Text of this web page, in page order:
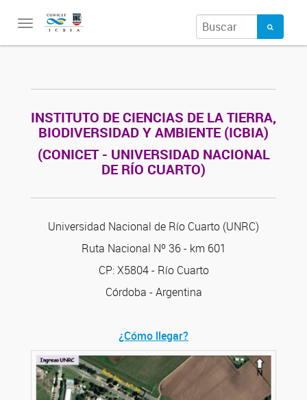
Toggle
INSTITUTO DE CIENCIAS DE LA TIERRA,
BIODIVERSIDAD Y AMBIENTE (ICBIA)
(CONICET - UNIVERSIDAD NACIONAL
DE RÍO CUARTO)
Universidad Nacional de Río Cuarto (UNRC)
Ruta Nacional Nº 36 - km 601
CP: X5804 - Río Cuarto
Córdoba - Argentina
¿Cómo llegar?